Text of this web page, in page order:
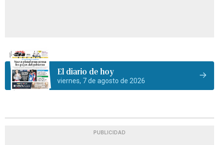
El diario de hoy
viernes, 7 de agosto de 2026
PUBLICIDAD